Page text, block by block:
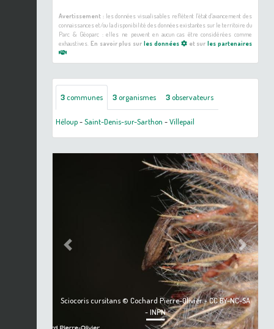
Avertissement :les données visualisables reflètent l'état d'avancement des
connaissances et/ou la disponibilité des données existantes sur le territoire du
Parc & Géoparc : elles ne peuvent en aucun cas être considérées comme
exhaustives. En savoir plus sur les données et surles partenaires
3communes 3organismes 3observateurs
Héloup-Saint-Denis-sur-Sarthon -Villepail
Sciocoris cursitans © Cochard Pierre-Olivier - CC BY-NC-SA
- INPN
Previous Next